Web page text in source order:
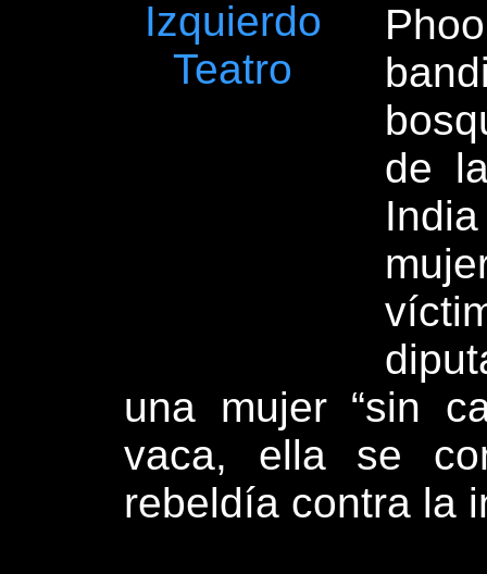
de
una mujer “sin
vaca, ella se
rebeldía contra la